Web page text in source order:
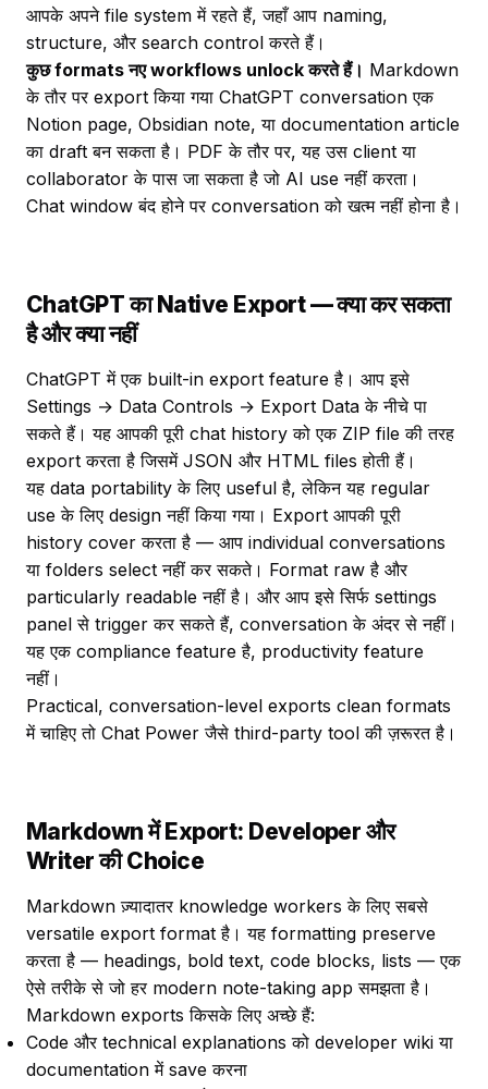
आपके अपने file system में रहते हैं, जहाँ आप naming,
structure, और search control करते हैं।
कुछ formats नए workflows unlock करते हैं। Markdown
के तौर पर export किया गया ChatGPT conversation एक
Notion page, Obsidian note, या documentation article
का draft बन सकता है। PDF के तौर पर, यह उस client या
collaborator के पास जा सकता है जो AI use नहीं करता।
Chat window बंद होने पर conversation को खत्म नहीं होना है।
ChatGPT का Native Export — क्या कर सकता
है और क्या नहीं
ChatGPT में एक built-in export feature है। आप इसे
Settings → Data Controls → Export Data के नीचे पा
सकते हैं। यह आपकी पूरी chat history को एक ZIP file की तरह
export करता है जिसमें JSON और HTML files होती हैं।
यह data portability के लिए useful है, लेकिन यह regular
use के लिए design नहीं किया गया। Export आपकी पूरी
history cover करता है — आप individual conversations
या folders select नहीं कर सकते। Format raw है और
particularly readable नहीं है। और आप इसे सिर्फ settings
panel से trigger कर सकते हैं, conversation के अंदर से नहीं।
यह एक compliance feature है, productivity feature
नहीं।
Practical, conversation-level exports clean formats
में चाहिए तो Chat Power जैसे third-party tool की ज़रूरत है।
Markdown में Export: Developer और
Writer की Choice
Markdown ज़्यादातर knowledge workers के लिए सबसे
versatile export format है। यह formatting preserve
करता है — headings, bold text, code blocks, lists — एक
ऐसे तरीके से जो हर modern note-taking app समझता है।
Markdown exports किसके लिए अच्छे हैं:
Code और technical explanations को developer wiki या
documentation में save करना